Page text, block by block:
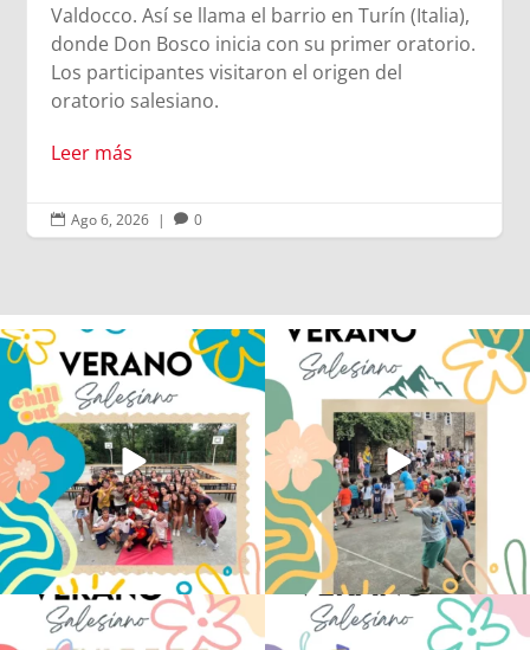
Valdocco. Así se llama el barrio en Turín (Italia),
donde Don Bosco inicia con su primer oratorio.
Los participantes visitaron el origen del
oratorio salesiano.
Leer más
 Ago 6, 2026 |  0
Los alumnos de 6º de Primaria, 1º y 2º
de la ESO...
146 2
La diversión y la alegría también se han
sentido...
97 0
No hay verano sin que sea Salesiano ❤️
💫 en Luz 4
...
viviendo la alegría en el campamento
...